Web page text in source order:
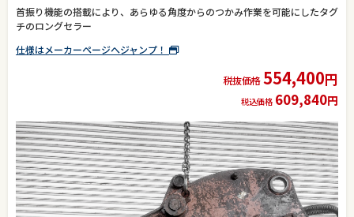
首振り機能の搭載により、あらゆる角度からのつかみ作業を可能にしたタグ
チのロングセラー
仕様はメーカーページへジャンプ！
税抜価格554,400円
税込価格 609,840円